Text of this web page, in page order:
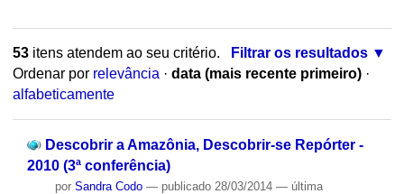
53itens atendem ao seu critério.
Filtrar os resultados
Ordenar por relevância · data (mais recente primeiro) ·
alfabeticamente
Descobrir a Amazônia, Descobrir-se Repórter -
2010 (3ª conferência)
por Sandra Codo — publicado28/03/2014 — última